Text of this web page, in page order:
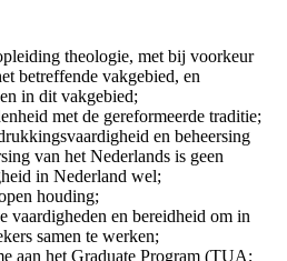
theologie, met bij voorkeur
betreffende vakgebied, en
in dit vakgebied;
met de gereformeerde traditie;
en beheersing
van het Nederlands is geen
in Nederland wel;
houding;
vaardigheden en bereidheid om in
samen te werken;
aan het Graduate Program (TUA;